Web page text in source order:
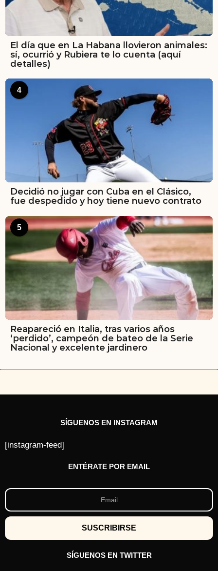
El día que en La Habana llovieron animales:
sí, ocurrió y Rubiera te lo cuenta (aquí
detalles)
4
Decidió no jugar con Cuba en el Clásico,
fue despedido y hoy tiene nuevo contrato
5
Reapareció en Italia, tras varios años
‘perdido’, campeón de bateo de la Serie
Nacional y excelente jardinero
SÍGUENOS EN INSTAGRAM
[instagram-feed]
ENTÉRATE POR EMAIL
SÍGUENOS EN TWITTER